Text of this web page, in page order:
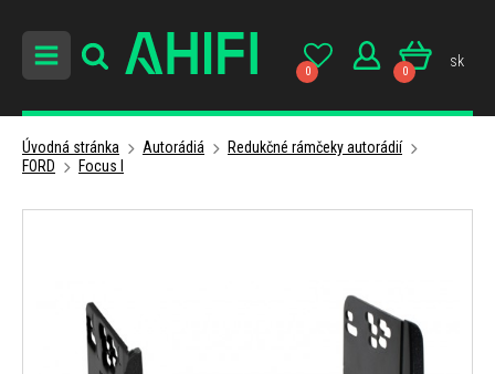
0 0
sk
Úvodná stránka Autorádiá
Redukčné rámčeky autorádií
FORD
Focus I